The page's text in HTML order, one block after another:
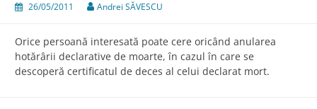
26/05/2011 Andrei SĂVESCU
Orice persoană interesată poate cere oricând anularea
hotărârii declarative de moarte, în cazul în care se
descoperă certificatul de deces al celui declarat mort.